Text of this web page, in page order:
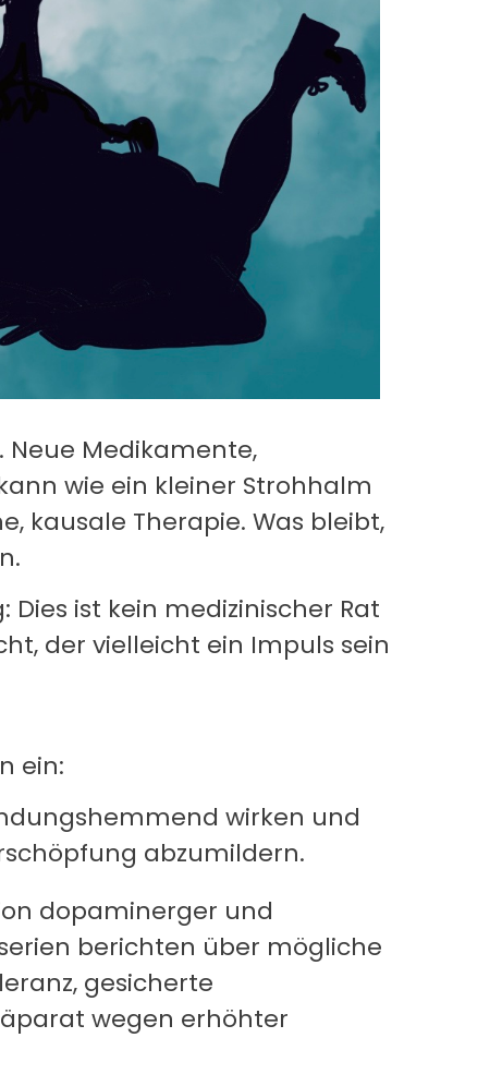
Medikamente,
wie ein kleiner Strohhalm
kausale Therapie. Was bleibt,
ist kein medizinischer Rat
der vielleicht ein Impuls sein
ein:
wirken und
abzumildern.
dopaminerger und
berichten über mögliche
gesicherte
wegen erhöhter